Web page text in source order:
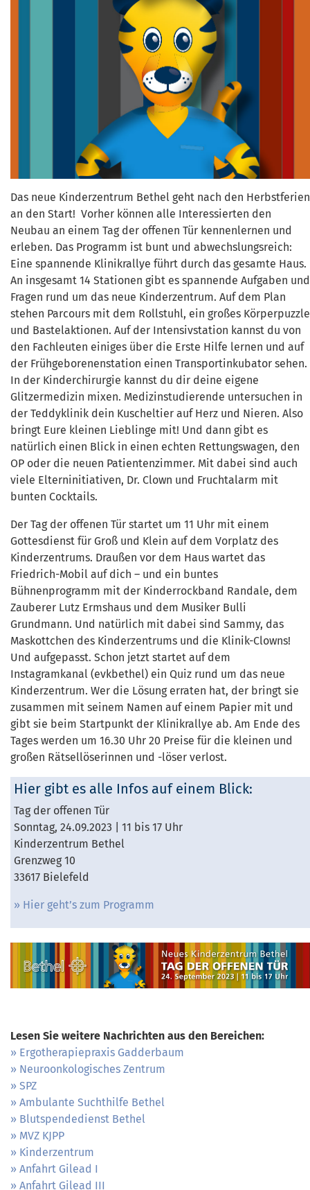
Das neue Kinderzentrum Bethel geht nach den Herbstferien
an den Start! Vorher können alle Interessierten den
Neubau an einem Tag der offenen Tür kennenlernen und
erleben. Das Programm ist bunt und abwechslungsreich:
Eine spannende Klinikrallye führt durch das gesamte Haus.
An insgesamt 14 Stationen gibt es spannende Aufgaben und
Fragen rund um das neue Kinderzentrum. Auf dem Plan
stehen Parcours mit dem Rollstuhl, ein großes Körperpuzzle
und Bastelaktionen. Auf der Intensivstation kannst du von
den Fachleuten einiges über die Erste Hilfe lernen und auf
der Frühgeborenenstation einen Transportinkubator sehen.
In der Kinderchirurgie kannst du dir deine eigene
Glitzermedizin mixen. Medizinstudierende untersuchen in
der Teddyklinik dein Kuscheltier auf Herz und Nieren. Also
bringt Eure kleinen Lieblinge mit! Und dann gibt es
natürlich einen Blick in einen echten Rettungswagen, den
OP oder die neuen Patientenzimmer. Mit dabei sind auch
viele Elterninitiativen, Dr. Clown und Fruchtalarm mit
bunten Cocktails.
Der Tag der offenen Tür startet um 11 Uhr mit einem
Gottesdienst für Groß und Klein auf dem Vorplatz des
Kinderzentrums. Draußen vor dem Haus wartet das
Friedrich-Mobil auf dich – und ein buntes
Bühnenprogramm mit der Kinderrockband Randale, dem
Zauberer Lutz Ermshaus und dem Musiker Bulli
Grundmann. Und natürlich mit dabei sind Sammy, das
Maskottchen des Kinderzentrums und die Klinik-Clowns!
Und aufgepasst. Schon jetzt startet auf dem
Instagramkanal (evkbethel) ein Quiz rund um das neue
Kinderzentrum. Wer die Lösung erraten hat, der bringt sie
zusammen mit seinem Namen auf einem Papier mit und
gibt sie beim Startpunkt der Klinikrallye ab. Am Ende des
Tages werden um 16.30 Uhr 20 Preise für die kleinen und
großen Rätsellöserinnen und -löser verlost.
Hier gibt es alle Infos auf einem Blick:
Tag der offenen Tür
Sonntag, 24.09.2023 | 11 bis 17 Uhr
Kinderzentrum Bethel
Grenzweg 10
33617 Bielefeld
Hier geht’s zum Programm
Lesen Sie weitere Nachrichten aus den Bereichen:
Ergotherapiepraxis Gadderbaum
Neuroonkologisches Zentrum
SPZ
Ambulante Suchthilfe Bethel
Blutspendedienst Bethel
MVZ KJPP
Kinderzentrum
Anfahrt Gilead I
Anfahrt Gilead III